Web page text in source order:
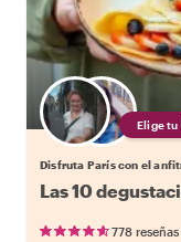
Elige
Disfruta París con el
Las 10
778 reseñas